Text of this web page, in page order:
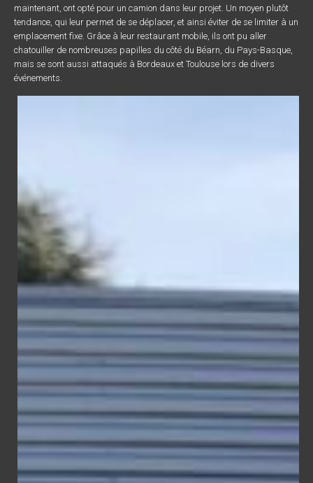
maintenant, ont opté pour un camion dans leur projet. Un moyen plutôt
tendance, qui leur permet de se déplacer, et ainsi éviter de se limiter à un
emplacement fixe. Grâce à leur restaurant mobile, ils ont pu aller
chatouiller de nombreuses papilles du côté du Béarn, du Pays-Basque,
mais se sont aussi attaqués à Bordeaux et Toulouse lors de divers
événements.